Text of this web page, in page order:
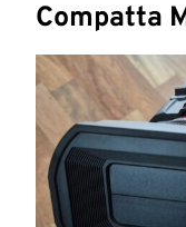
Compatta